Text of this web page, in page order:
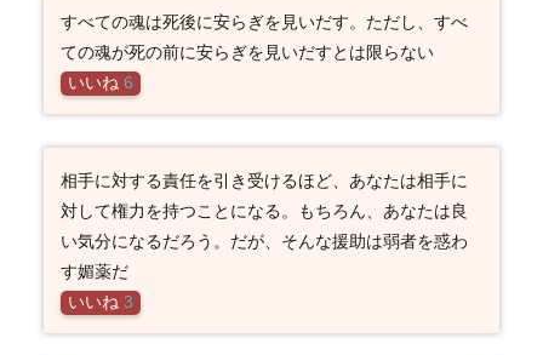
すべての魂は死後に安らぎを見いだす。ただし、すべ
ての魂が死の前に安らぎを見いだすとは限らない
いいね 6
相手に対する責任を引き受けるほど、あなたは相手に
対して権力を持つことになる。もちろん、あなたは良
い気分になるだろう。だが、そんな援助は弱者を惑わ
す媚薬だ
いいね 3